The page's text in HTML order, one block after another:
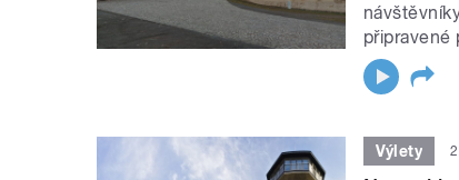
připravené
Výlety